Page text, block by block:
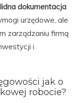
dokumentacja
urzędowe, ale
zarządzaniu firmą
i
jak o
robocie?